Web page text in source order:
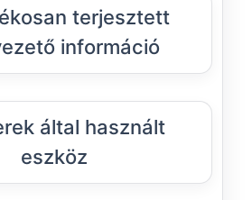
terjesztett
információ
által használt
eszköz